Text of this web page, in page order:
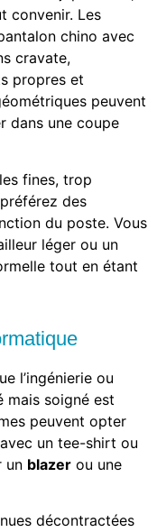
convenir. Les
chino avec
cravate,
propres et
peuvent
dans une coupe
fines, trop
des
du poste. Vous
léger ou un
tout en étant
l’ingénierie ou
mais soigné est
peuvent opter
un tee-shirt ou
un blazer ou une
décontractées